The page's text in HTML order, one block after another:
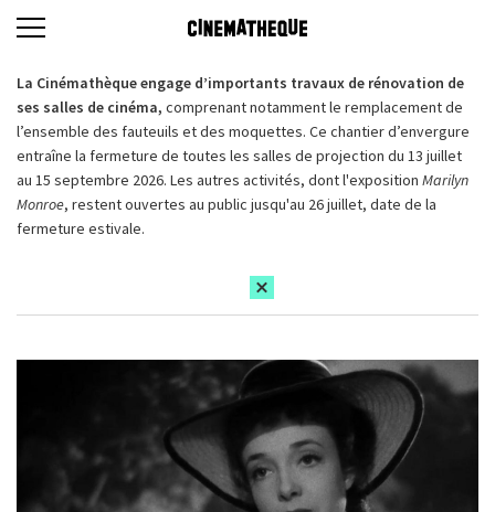
La Cinémathèque engage d’importants travaux de rénovation de
ses salles de cinéma, comprenant notamment le remplacement de
l’ensemble des fauteuils et des moquettes. Ce chantier d’envergure
entraîne la fermeture de toutes les salles de projection du 13 juillet
au 15 septembre 2026. Les autres activités, dont l'exposition Marilyn
Monroe, restent ouvertes au public jusqu'au 26 juillet, date de la
fermeture estivale.